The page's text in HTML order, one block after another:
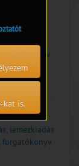
lemezkiadás
forgatókönyv
kat is.